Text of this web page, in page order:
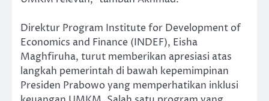
Direktur Program Institute for Development of
Economics and Finance (INDEF), Eisha
Maghfiruha, turut memberikan apresiasi atas
langkah pemerintah di bawah kepemimpinan
Presiden Prabowo yang memperhatikan inklusi